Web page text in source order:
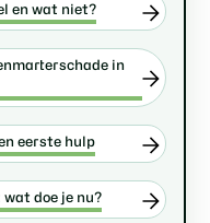
en wat niet?
in
eerste hulp
doe je nu?